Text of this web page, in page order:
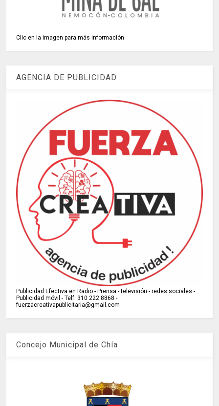
Clic en la imagen para más información
AGENCIA DE PUBLICIDAD
Publicidad Efectiva en Radio - Prensa - televisión - redes sociales -
Publicidad móvil - Telf: 310 222 8868 -
fuerzacreativapublicitaria@gmail.com
Concejo Municipal de Chía